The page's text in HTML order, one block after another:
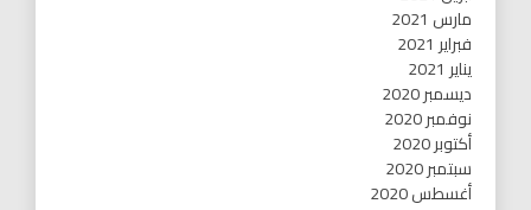
مارس 2021
فبراير 2021
يناير 2021
ديسمبر 2020
نوفمبر 2020
أكتوبر 2020
سبتمبر 2020
أغسطس 2020